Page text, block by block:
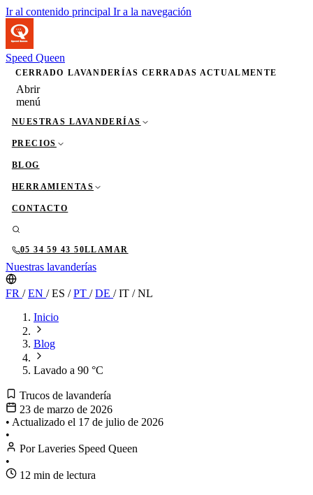
Ir al contenido principal Ir a la navegación
Speed Queen
CERRADO LAVANDERÍAS CERRADAS ACTUALMENTE
Abrir
menú
NUESTRAS LAVANDERÍAS
PRECIOS
BLOG
HERRAMIENTAS
CONTACTO
05 34 59 43 50LLAMAR
Nuestras lavanderías
FR /EN /ES /PT /DE /IT /NL
Inicio
Blog
Lavado a 90 °C
Trucos de lavandería
23 de marzo de 2026
• Actualizado el 17 de julio de 2026
•
Por Laveries Speed Queen
•
12 min de lectura